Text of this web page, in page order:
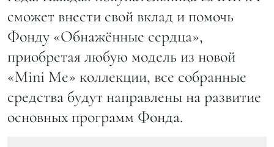
сможет внести свой вклад и помочь
Фонду «Обнажённые сердца»,
приобретая любую модель из новой
«Mini Me» коллекции, все собранные
средства будут направлены на развитие
основных программ Фонда.